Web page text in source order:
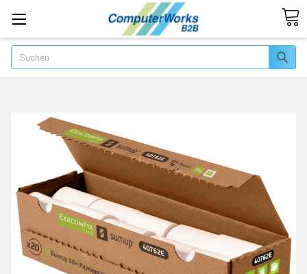
Suchen